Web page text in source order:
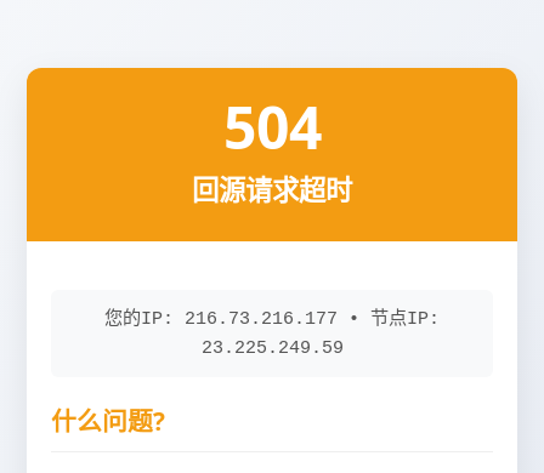
504
回源请求超时
您的IP: 216.73.216.177 • 节点IP:
23.225.249.59
什么问题?